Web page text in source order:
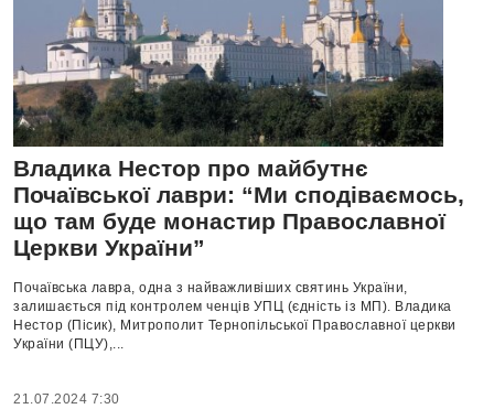
Владика Нестор про майбутнє
Почаївської лаври: “Ми сподіваємось,
що там буде монастир Православної
Церкви України”
Почаївська лавра, одна з найважливіших святинь України,
залишається під контролем ченців УПЦ (єдність із МП). Владика
Нестор (Пісик), Митрополит Тернопільської Православної церкви
України (ПЦУ),...
21.07.2024 7:30